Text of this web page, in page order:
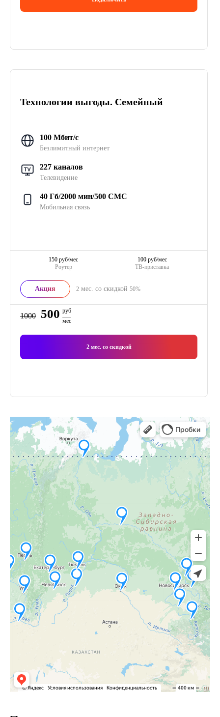
Технологии выгоды. Семейный
100 Мбит/с
Безлимитный интернет
227 каналов
Телевидение
40 Гб/2000 мин/500 СМС
Мобильная связь
Роутер
150 руб/мес
ТВ-приставка
100 руб/мес
Акция 2 мес. со скидкой 50%
1000 500 руб
мес
2мес. со скидкой